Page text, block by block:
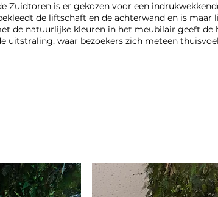
Zuidtoren is er gekozen voor een
de liftschaft en de achterwand en is maar
de natuurlijke kleuren in het meubilair geeft de
uitstraling, waar bezoekers zich meteen